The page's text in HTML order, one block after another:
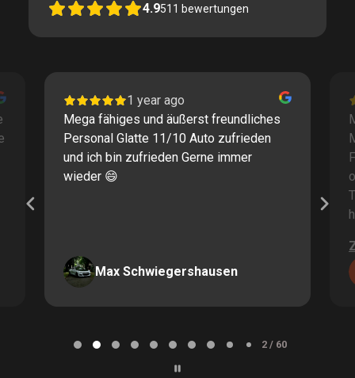
4.9511 bewertungen
1 year ago
Mega fähiges und äußerst freundliches
Personal Glatte 11/10 Auto zufrieden
und ich bin zufrieden Gerne immer
wieder 😄
Max Schwiegershausen
2 / 60